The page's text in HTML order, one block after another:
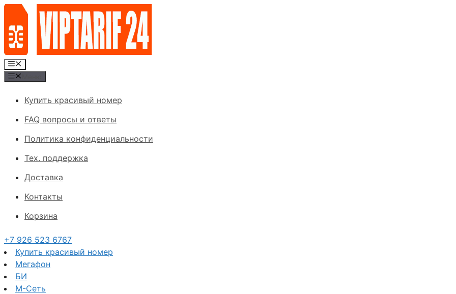
Перейти
содержимому
Меню
Купить красивый номер
FAQ вопросы и ответы
Политика конфиденциальности
Тех. поддержка
Доставка
Контакты
Корзина
+7 926 523 6767
Купить красивый номер
Мегафон
БИ
М-Сеть